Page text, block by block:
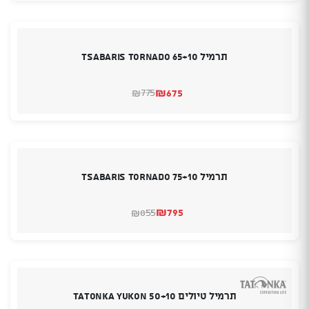
תרמיל TSABARIS TORNADO 65+10
₪775
המחיר₪675
המחיר
תרמיל TSABARIS TORNADO 75+10
₪855
המחיר₪795
המחיר
תרמיל טיולים TATONKA YUKON 50+10